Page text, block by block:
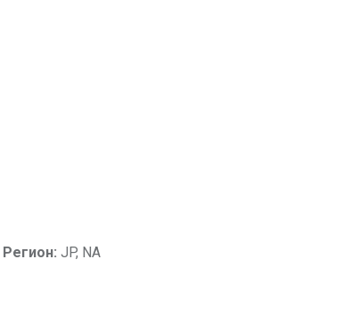
Регион: JP, NA